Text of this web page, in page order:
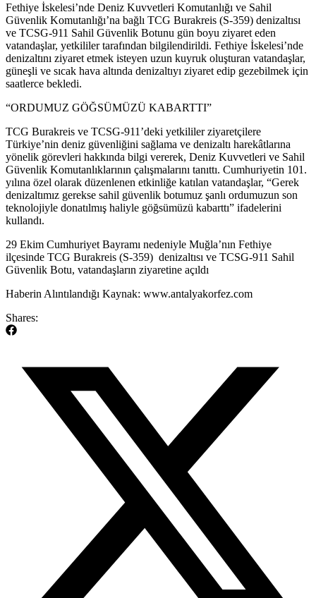
Fethiye İskelesi’nde Deniz Kuvvetleri Komutanlığı ve Sahil
Güvenlik Komutanlığı’na bağlı TCG Burakreis (S-359) denizaltısı
ve TCSG-911 Sahil Güvenlik Botunu gün boyu ziyaret eden
vatandaşlar, yetkililer tarafından bilgilendirildi. Fethiye İskelesi’nde
denizaltını ziyaret etmek isteyen uzun kuyruk oluşturan vatandaşlar,
güneşli ve sıcak hava altında denizaltıyı ziyaret edip gezebilmek için
saatlerce bekledi.
“ORDUMUZ GÖĞSÜMÜZÜ KABARTTI”
TCG Burakreis ve TCSG-911’deki yetkililer ziyaretçilere
Türkiye’nin deniz güvenliğini sağlama ve denizaltı harekâtlarına
yönelik görevleri hakkında bilgi vererek, Deniz Kuvvetleri ve Sahil
Güvenlik Komutanlıklarının çalışmalarını tanıttı. Cumhuriyetin 101.
yılına özel olarak düzenlenen etkinliğe katılan vatandaşlar, “Gerek
denizaltımız gerekse sahil güvenlik botumuz şanlı ordumuzun son
teknolojiyle donatılmış haliyle göğsümüzü kabarttı” ifadelerini
kullandı.
​29 Ekim Cumhuriyet Bayramı nedeniyle Muğla’nın Fethiye
ilçesinde TCG Burakreis (S-359) denizaltısı ve TCSG-911 Sahil
Güvenlik Botu, vatandaşların ziyaretine açıldı
​Haberin Alıntılandığı Kaynak: www.antalyakorfez.com
Shares: